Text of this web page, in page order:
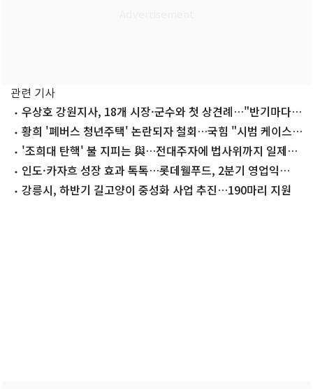
관련 기사
우상호 강원지사, 18개 시장·군수와 첫 상견례…"반기마다
만나자"
황희 '폐버스 청년주택' 논란되자 철회…국힘 "시범 케이스로
들어가라"(종합2보)
'조희대 탄핵' 불 지피는 與…전대주자에 법사위까지 일제히
나선 까닭
인도·카자흐 성장 효과 톡톡…롯데웰푸드, 2분기 영업익
89%↑(상보)
강릉시, 하반기 길고양이 중성화 사업 추진…190마리 지원